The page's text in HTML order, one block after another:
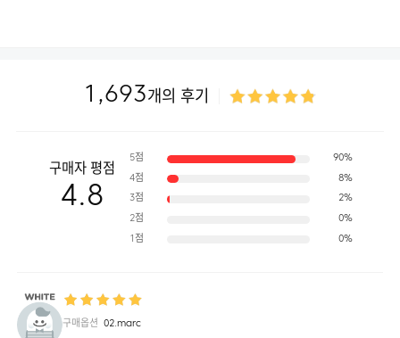
1,693개의 후기
구매자 평점
4.8
5점 90%
4점 8%
3점 2%
2점 0%
1점 0%
구매옵션 02.marc